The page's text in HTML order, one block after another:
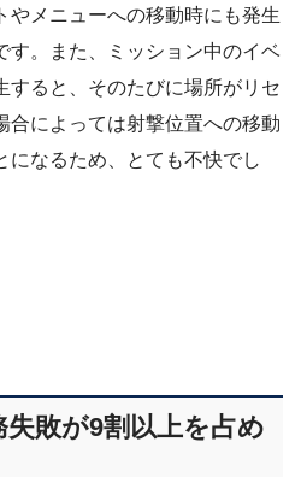
やメニューへの移動時にも発生
す。また、ミッション中のイベ
すると、そのたびに場所がリセ
合によっては射撃位置への移動
になるため、とても不快でし
敗が9割以上を占め